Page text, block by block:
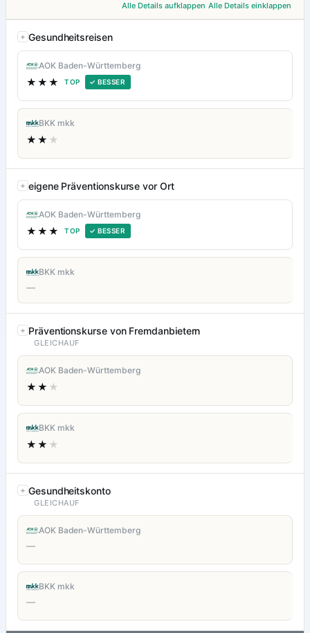
Alle Details aufklappen Alle Details einklappen
Gesundheitsreisen
AOK Baden-Württemberg
★★★ TOP ✓ BESSER
BKK mkk
★★ ★
eigene Präventionskurse vor Ort
AOK Baden-Württemberg
★★★ TOP ✓ BESSER
BKK mkk
—
Präventionskurse von Fremdanbietern
GLEICHAUF
AOK Baden-Württemberg
★★ ★
BKK mkk
★★ ★
Gesundheitskonto
GLEICHAUF
AOK Baden-Württemberg
—
BKK mkk
—